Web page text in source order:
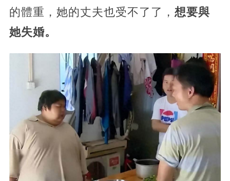
的體重，她的丈夫也受不了了， 想要與
她失婚。